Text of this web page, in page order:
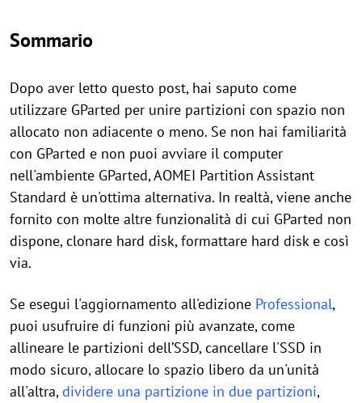
Sommario
Dopo aver letto questo post, hai saputo come
utilizzare GParted per unire partizioni con spazio non
allocato non adiacente o meno. Se non hai familiarità
con GParted e non puoi avviare il computer
nell'ambiente GParted, AOMEI Partition Assistant
Standard è un'ottima alternativa. In realtà, viene anche
fornito con molte altre funzionalità di cui GParted non
dispone, clonare hard disk, formattare hard disk e così
via.
Se esegui l'aggiornamento all'edizione Professional,
puoi usufruire di funzioni più avanzate, come
allineare le partizioni dell’SSD, cancellare l'SSD in
modo sicuro, allocare lo spazio libero da un'unità
all'altra,dividere una partizione in due partizioni,